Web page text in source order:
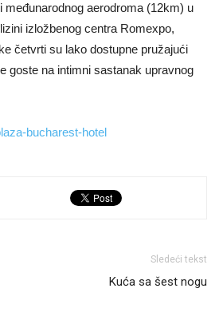
aerodroma (12km) u
izložbenog centra Romexpo,
četvrti su lako dostupne pružajući
goste na intimni sastanak upravnog
bucharest-hotel
Sledeći tekst
Kuća sa šest nogu